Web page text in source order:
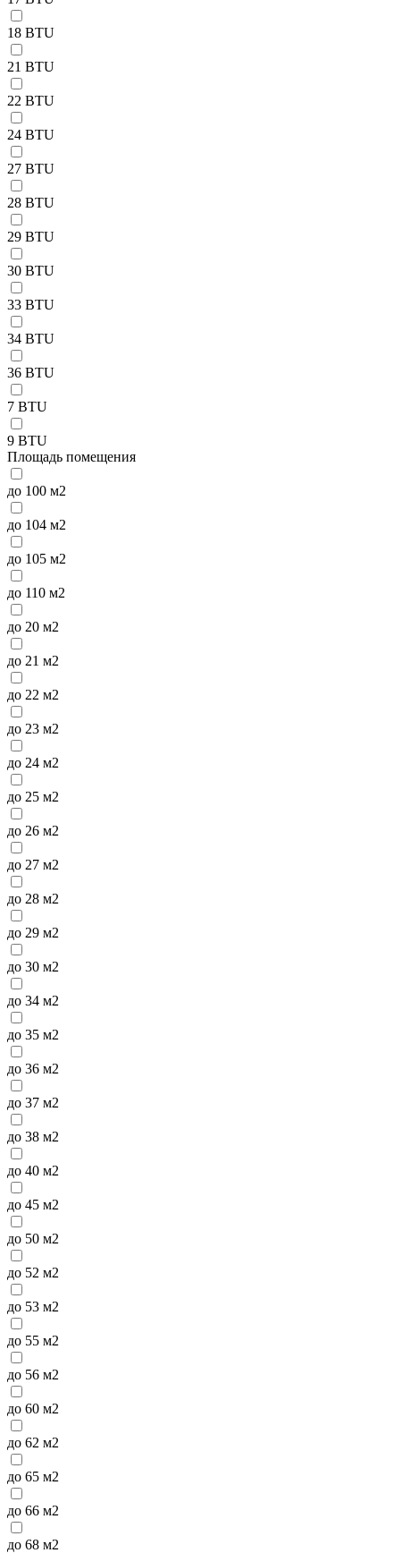
18 BTU
21 BTU
22 BTU
24 BTU
27 BTU
28 BTU
29 BTU
30 BTU
33 BTU
34 BTU
36 BTU
7 BTU
9 BTU
Площадь помещения
до 100 м2
до 104 м2
до 105 м2
до 110 м2
до 20 м2
до 21 м2
до 22 м2
до 23 м2
до 24 м2
до 25 м2
до 26 м2
до 27 м2
до 28 м2
до 29 м2
до 30 м2
до 34 м2
до 35 м2
до 36 м2
до 37 м2
до 38 м2
до 40 м2
до 45 м2
до 50 м2
до 52 м2
до 53 м2
до 55 м2
до 56 м2
до 60 м2
до 62 м2
до 65 м2
до 66 м2
до 68 м2